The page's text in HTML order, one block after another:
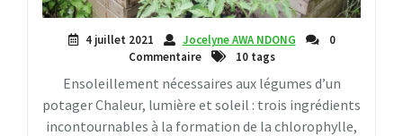
4 juillet 2021 Jocelyne AWA NDONG
0
Commentaire
10 tags
Ensoleillement nécessaires aux légumes d’un
potager Chaleur, lumière et soleil : trois ingrédients
incontournables à la formation de la chlorophylle,